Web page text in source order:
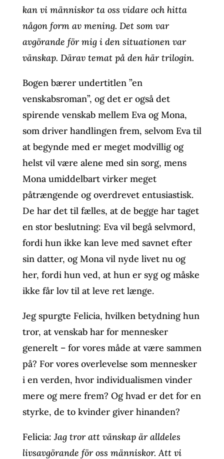
kan vi människor ta oss vidare och hitta
någon form av mening. Det som var
avgörande för mig i den situationen var
vänskap. Därav temat på den här trilogin.
Bogen bærer undertitlen ”en
venskabsroman”, og det er også det
spirende venskab mellem Eva og Mona,
som driver handlingen frem, selvom Eva til
at begynde med er meget modvillig og
helst vil være alene med sin sorg, mens
Mona umiddelbart virker meget
påtrængende og overdrevet entusiastisk.
De har det til fælles, at de begge har taget
en stor beslutning: Eva vil begå selvmord,
fordi hun ikke kan leve med savnet efter
sin datter, og Mona vil nyde livet nu og
her, fordi hun ved, at hun er syg og måske
ikke får lov til at leve ret længe.
Jeg spurgte Felicia, hvilken betydning hun
tror, at venskab har for mennesker
generelt – for vores måde at være sammen
på? For vores overlevelse som mennesker
i en verden, hvor individualismen vinder
mere og mere frem? Og hvad er det for en
styrke, de to kvinder giver hinanden?
Felicia: Jag tror att vänskap är alldeles
livsavgörande för oss människor. Att vi